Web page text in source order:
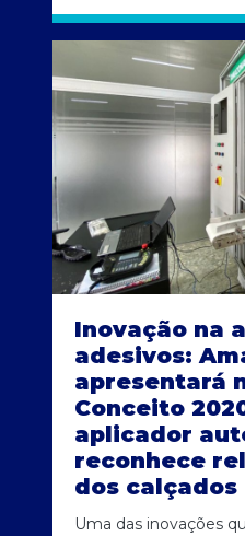
Inovação na
adesivos:
apresentará
Conceito
aplicador
reconhece
dos calçados
Uma das inovações